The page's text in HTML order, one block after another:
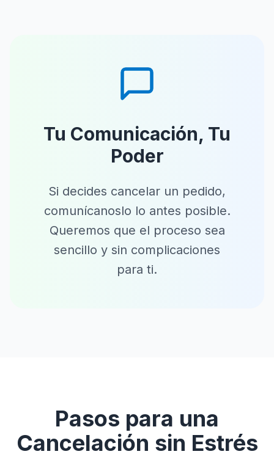
Tu Comunicación, Tu
Poder
Si decides cancelar un pedido,
comunícanoslo lo antes posible.
Queremos que el proceso sea
sencillo y sin complicaciones
para ti.
Pasos para una
Cancelación sin Estrés